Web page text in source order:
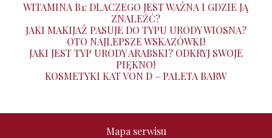
WITAMINA B1: DLACZEGO JEST WAŻNA I GDZIE JĄ
ZNALEŹĆ?
JAKI MAKIJAŻ PASUJE DO TYPU URODY WIOSNA?
OTO NAJLEPSZE WSKAZÓWKI!
JAKI JEST TYP URODY ARABSKI? ODKRYJ SWOJE
PIĘKNO!
KOSMETYKI KAT VON D – PALETA BARW
Mapa serwisu